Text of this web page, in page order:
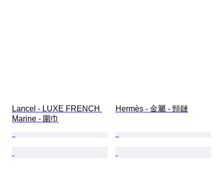
Lancel - LUXE FRENCH
Marine - 圍巾
Hermès - 金屬 - 頸鏈